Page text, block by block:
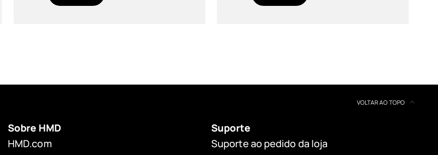
VOLTAR AO TOPO
Sobre HMD
HMD.com
Suporte
Suporte ao pedido da loja